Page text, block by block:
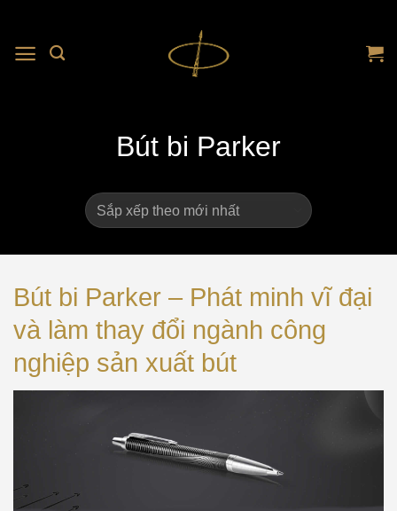
Bút bi Parker
Bút bi Parker – Phát minh vĩ đại
và làm thay đổi ngành công
nghiệp sản xuất bút